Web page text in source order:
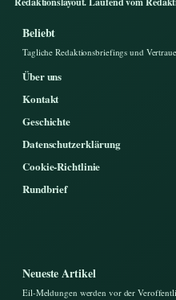
Beliebt
Tagliche Redaktionsbriefings und
Über uns
Kontakt
Geschichte
Datenschutzerklärung
Cookie-Richtlinie
Rundbrief
Neueste Artikel
Eil-Meldungen werden vor der